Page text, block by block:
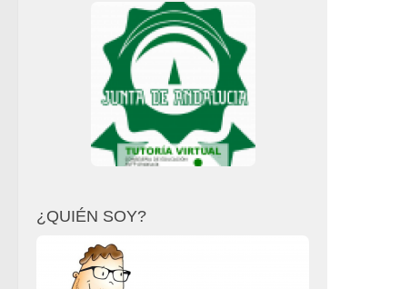
¿QUIÉN SOY?